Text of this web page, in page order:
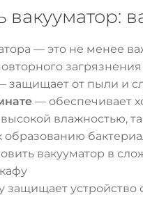
вакууматор:
— это не менее
защищает от пыли и
— обеспечивает
влажностью,
вакууматор в
защищает устройство